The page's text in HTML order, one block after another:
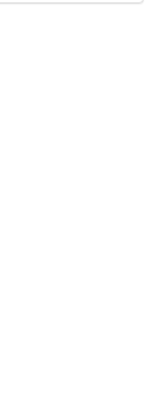
para-gerente-